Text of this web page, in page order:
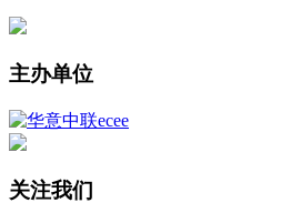
主办单位
关注我们